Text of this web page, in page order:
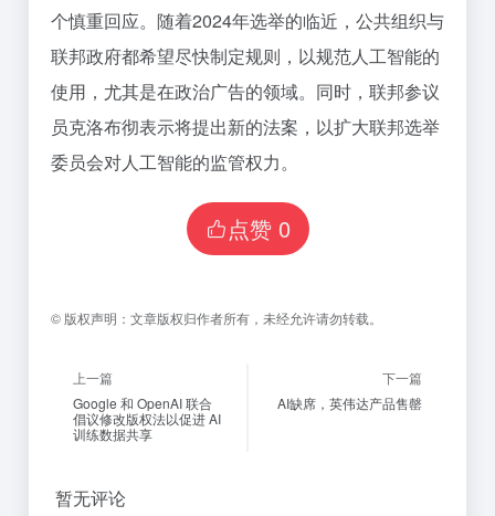
个慎重回应。随着2024年选举的临近，公共组织与
联邦政府都希望尽快制定规则，以规范人工智能的
使用，尤其是在政治广告的领域。同时，联邦参议
员克洛布彻表示将提出新的法案，以扩大联邦选举
委员会对人工智能的监管权力。
点赞 0
© 版权声明： 文章版权归作者所有，未经允许请勿转载。
上一篇
Google 和 OpenAI 联合
倡议修改版权法以促进 AI
训练数据共享
下一篇
AI缺席，英伟达产品售罄
暂无评论